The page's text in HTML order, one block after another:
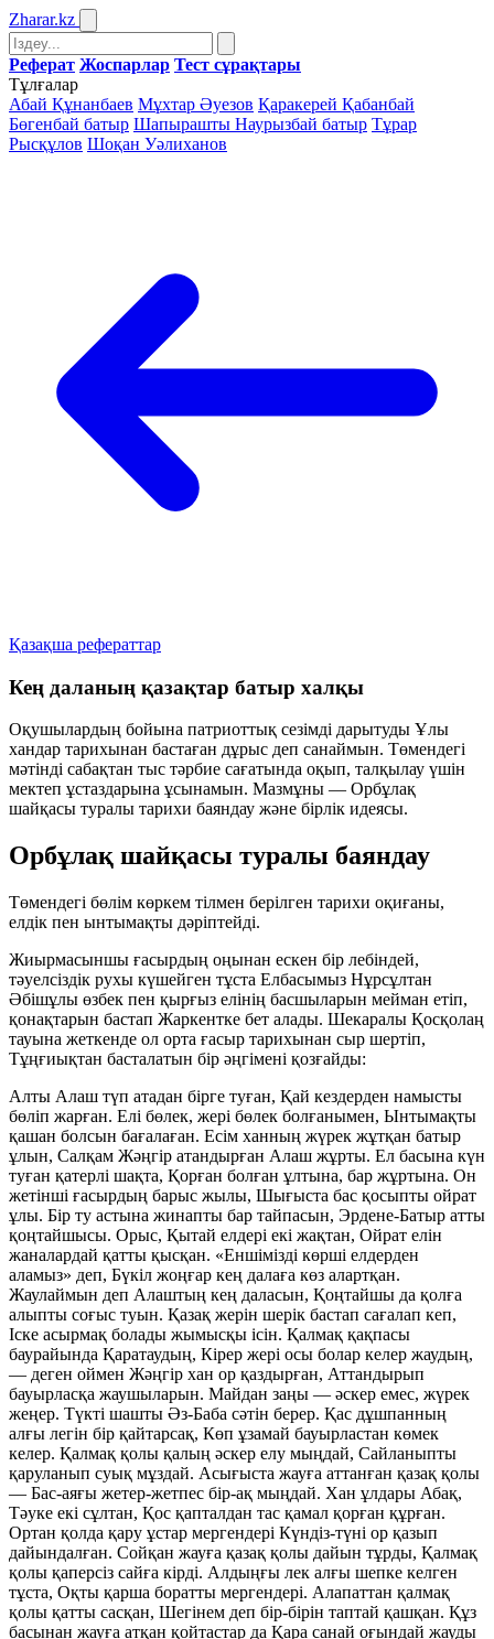
Zharar.kz
Реферат Жоспарлар Тест сұрақтары
Тұлғалар
Абай Құнанбаев Мұхтар Әуезов Қаракерей Қабанбай
Бөгенбай батыр Шапырашты Наурызбай батыр Тұрар
Рысқұлов Шоқан Уәлиханов
Қазақша рефераттар
Кең даланың қазақтар батыр халқы
Оқушылардың бойына патриоттық сезімді дарытуды Ұлы
хандар тарихынан бастаған дұрыс деп санаймын. Төмендегі
мәтінді сабақтан тыс тәрбие сағатында оқып, талқылау үшін
мектеп ұстаздарына ұсынамын. Мазмұны — Орбұлақ
шайқасы туралы тарихи баяндау және бірлік идеясы.
Орбұлақ шайқасы туралы баяндау
Төмендегі бөлім көркем тілмен берілген тарихи оқиғаны,
елдік пен ынтымақты дәріптейді.
Жиырмасыншы ғасырдың оңынан ескен бір лебіндей,
тәуелсіздік рухы күшейген тұста Елбасымыз Нұрсұлтан
Әбішұлы өзбек пен қырғыз елінің басшыларын мейман етіп,
қонақтарын бастап Жаркентке бет алады. Шекаралы Қосқолаң
тауына жеткенде ол орта ғасыр тарихынан сыр шертіп,
Тұңғиықтан басталатын бір әңгімені қозғайды:
Алты Алаш түп атадан бірге туған, Қай кездерден намысты
бөліп жарған. Елі бөлек, жері бөлек болғанымен, Ынтымақты
қашан болсын бағалаған. Есім ханның жүрек жұтқан батыр
ұлын, Салқам Жәңгір атандырған Алаш жұрты. Ел басына күн
туған қатерлі шақта, Қорған болған ұлтына, бар жұртына. Он
жетінші ғасырдың барыс жылы, Шығыста бас қосыпты ойрат
ұлы. Бір ту астына жинапты бар тайпасын, Эрдене-Батыр атты
қоңтайшысы. Орыс, Қытай елдері екі жақтан, Ойрат елін
жаналардай қатты қысқан. «Еншімізді көрші елдерден
аламыз» деп, Бүкіл жоңғар кең далаға көз алартқан.
Жаулаймын деп Алаштың кең даласын, Қоңтайшы да қолға
алыпты соғыс туын. Қазақ жерін шерік бастап сағалап кеп,
Іске асырмақ болады жымысқы ісін. Қалмақ қақпасы
баурайында Қаратаудың, Кірер жері осы болар келер жаудың,
— деген оймен Жәңгір хан ор қаздырған, Аттандырып
бауырласқа жаушыларын. Майдан заңы — әскер емес, жүрек
жеңер. Түкті шашты Әз-Баба сәтін берер. Қас дұшпанның
алғы легін бір қайтарсақ, Көп ұзамай бауырластан көмек
келер. Қалмақ қолы қалың әскер елу мыңдай, Сайланыпты
қаруланып суық мұздай. Асығыста жауға аттанған қазақ қолы
— Бас-аяғы жетер-жетпес бір-ақ мыңдай. Хан ұлдары Абақ,
Тәуке екі сұлтан, Қос қапталдан тас қамал қорған құрған.
Ортан қолда қару ұстар мергендері Күндіз-түні ор қазып
дайындалған. Сойқан жауға қазақ қолы дайын тұрды, Қалмақ
қолы қаперсіз сайға кірді. Алдыңғы лек алғы шепке келген
тұста, Оқты қарша боратты мергендері. Алапаттан қалмақ
қолы қатты сасқан, Шегінем деп бір-бірін таптай қашқан. Құз
басынан жауға атқан қойтастар да Қара санай оғындай жауды